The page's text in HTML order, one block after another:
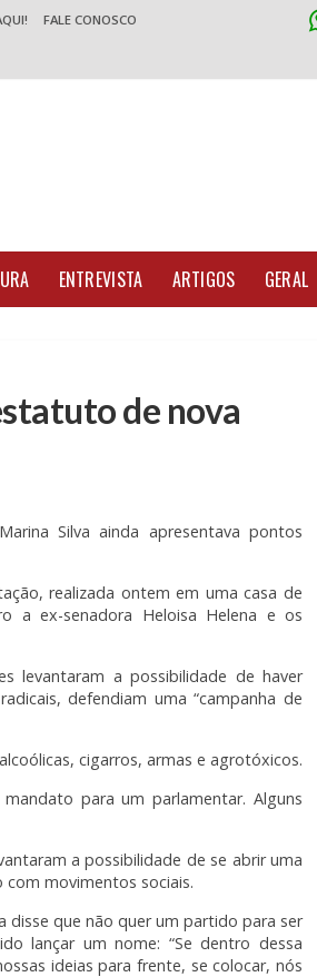
FALE CONOSCO
ENTREVISTA ARTIGOS GERAL
de nova
Silva ainda apresentava pontos
realizada ontem em uma casa de
a ex-senadora Heloisa Helena e os
levantaram a possibilidade de haver
defendiam uma “campanha de
cigarros, armas e agrotóxicos.
para um parlamentar. Alguns
a possibilidade de se abrir uma
movimentos sociais.
disse que não quer um partido para ser
lançar um nome: “Se dentro dessa
ideias para frente, se colocar, nós